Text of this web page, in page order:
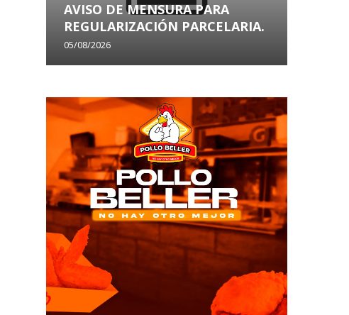
AVISO DE MENSURA PARA
REGULARIZACIÓN PARCELARIA.
05/08/2026